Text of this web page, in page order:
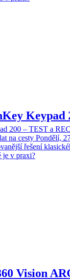
Keypad
200 – TEST a
na cesty Pondělí,
řešení
je v praxi?
Vision